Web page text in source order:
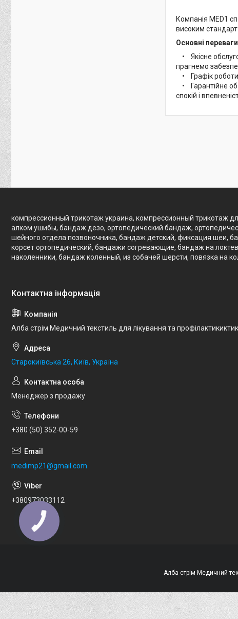
Компанія MED1
високим
Основні
• Якісне
прагнемо
• Графік
• Гарантійне
спокій і
компрессионный трикотаж украина, компрессионный трикотаж
алком ушибы, бандаж дезо, ортопедический бандаж,
шейного отдела позвоночника, бандаж детский, фиксация шеи,
корсет ортопедический, бандажи согревающие, бандаж на
наколенники, бандаж коленный, из собачей шерсти, повязка на
Алба стрім Медичний текстиль для лікування та
Старокиївська 26, Київ, Україна
Менеджер з продажу
+380 (50) 352-00-59
medimp21@gmail.com
+380973033112